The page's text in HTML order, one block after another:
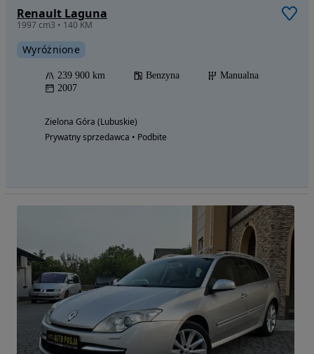
Renault Laguna
1997 cm3 • 140 KM
Wyróżnione
239 900 km Benzyna
Manualna
2007
Zielona Góra (Lubuskie)
Prywatny sprzedawca • Podbite